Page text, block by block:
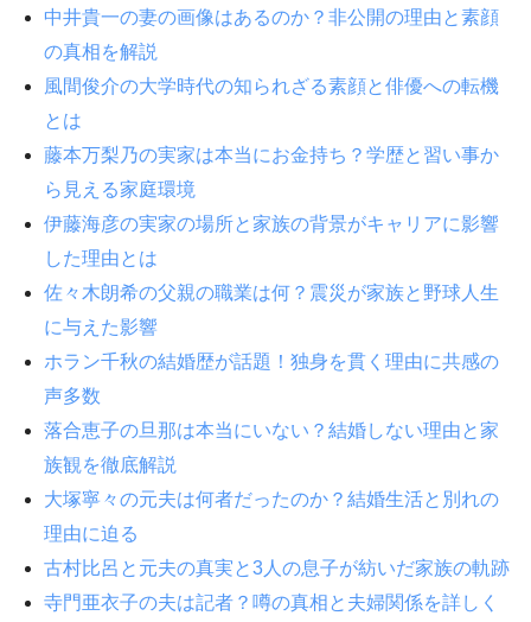
中井貴一の妻の画像はあるのか？非公開の理由と素顔
の真相を解説
風間俊介の大学時代の知られざる素顔と俳優への転機
とは
藤本万梨乃の実家は本当にお金持ち？学歴と習い事か
ら見える家庭環境
伊藤海彦の実家の場所と家族の背景がキャリアに影響
した理由とは
佐々木朗希の父親の職業は何？震災が家族と野球人生
に与えた影響
ホラン千秋の結婚歴が話題！独身を貫く理由に共感の
声多数
落合恵子の旦那は本当にいない？結婚しない理由と家
族観を徹底解説
大塚寧々の元夫は何者だったのか？結婚生活と別れの
理由に迫る
古村比呂と元夫の真実と3人の息子が紡いだ家族の軌跡
寺門亜衣子の夫は記者？噂の真相と夫婦関係を詳しく